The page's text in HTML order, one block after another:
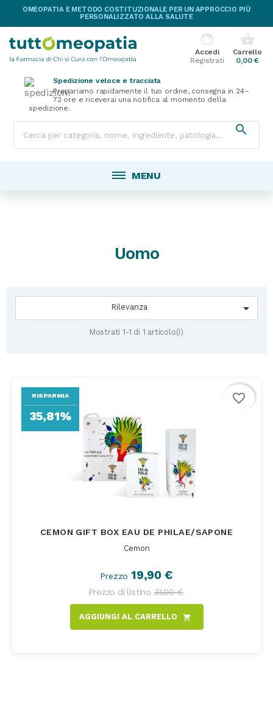
OMEOPATIA E METODO COSTITUZIONALE PER UN APPROCCIO PIÙ
PERSONALIZZATO ALLA SALUTE
shopping_basket
Carrello
0,00 €
face
Accedi
Registrati
Spedizione veloce e tracciata
Prepariamo rapidamente il tuo ordine, consegna in 24–
72 ore e riceverai una notifica al momento della
spedizione.

MENU
Uomo
Rilevanza 
Mostrati 1-1 di 1 articolo(i)
CEMON GIFT BOX EAU DE PHILAE/SAPONE
Cemon
Prezzo 19,90 €
Prezzo di listino 31,00 €
AGGIUNGI AL CARRELLO shopping_cart
RISPARMIA
35,81%
favorite_border